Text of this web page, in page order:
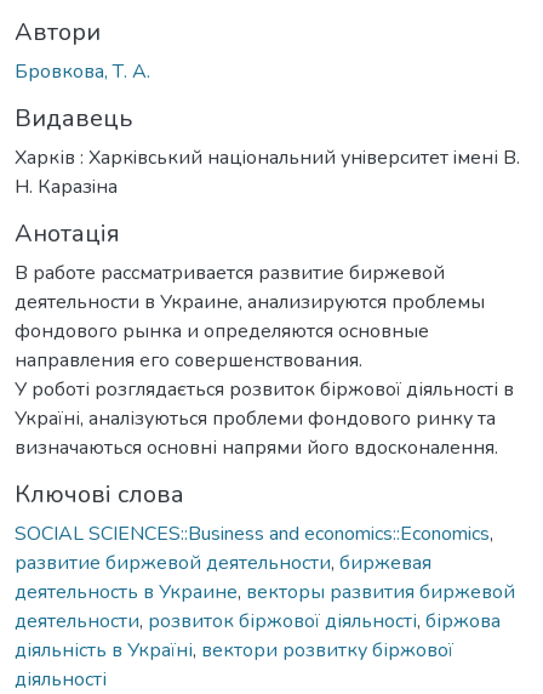
Автори
Бровкова, Т. А.
Видавець
Харків : Харкiвський нацiональний унiверситет iмені В.
Н. Каразiна
Анотація
В работе рассматривается развитие биржевой
деятельности в Украине, анализируются проблемы
фондового рынка и определяются основные
направления его совершенствования.
У роботі розглядається розвиток біржової діяльності в
Україні, аналізуються проблеми фондового ринку та
визначаються основні напрями його вдосконалення.
Ключові слова
SOCIAL SCIENCES::Business and economics::Economics,
развитие биржевой деятельности, биржевая
деятельность в Украине, векторы развития биржевой
деятельности, розвиток біржової діяльності, біржова
діяльність в Україні, вектори розвитку біржової
діяльності